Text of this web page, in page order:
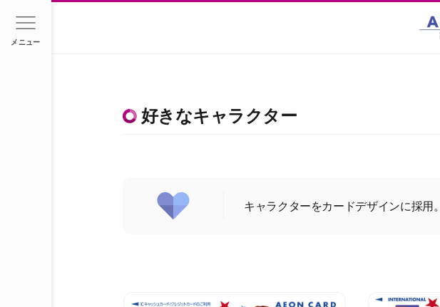
好きなキャラクター
キャラクターをカードデザインに採用。
メニュー